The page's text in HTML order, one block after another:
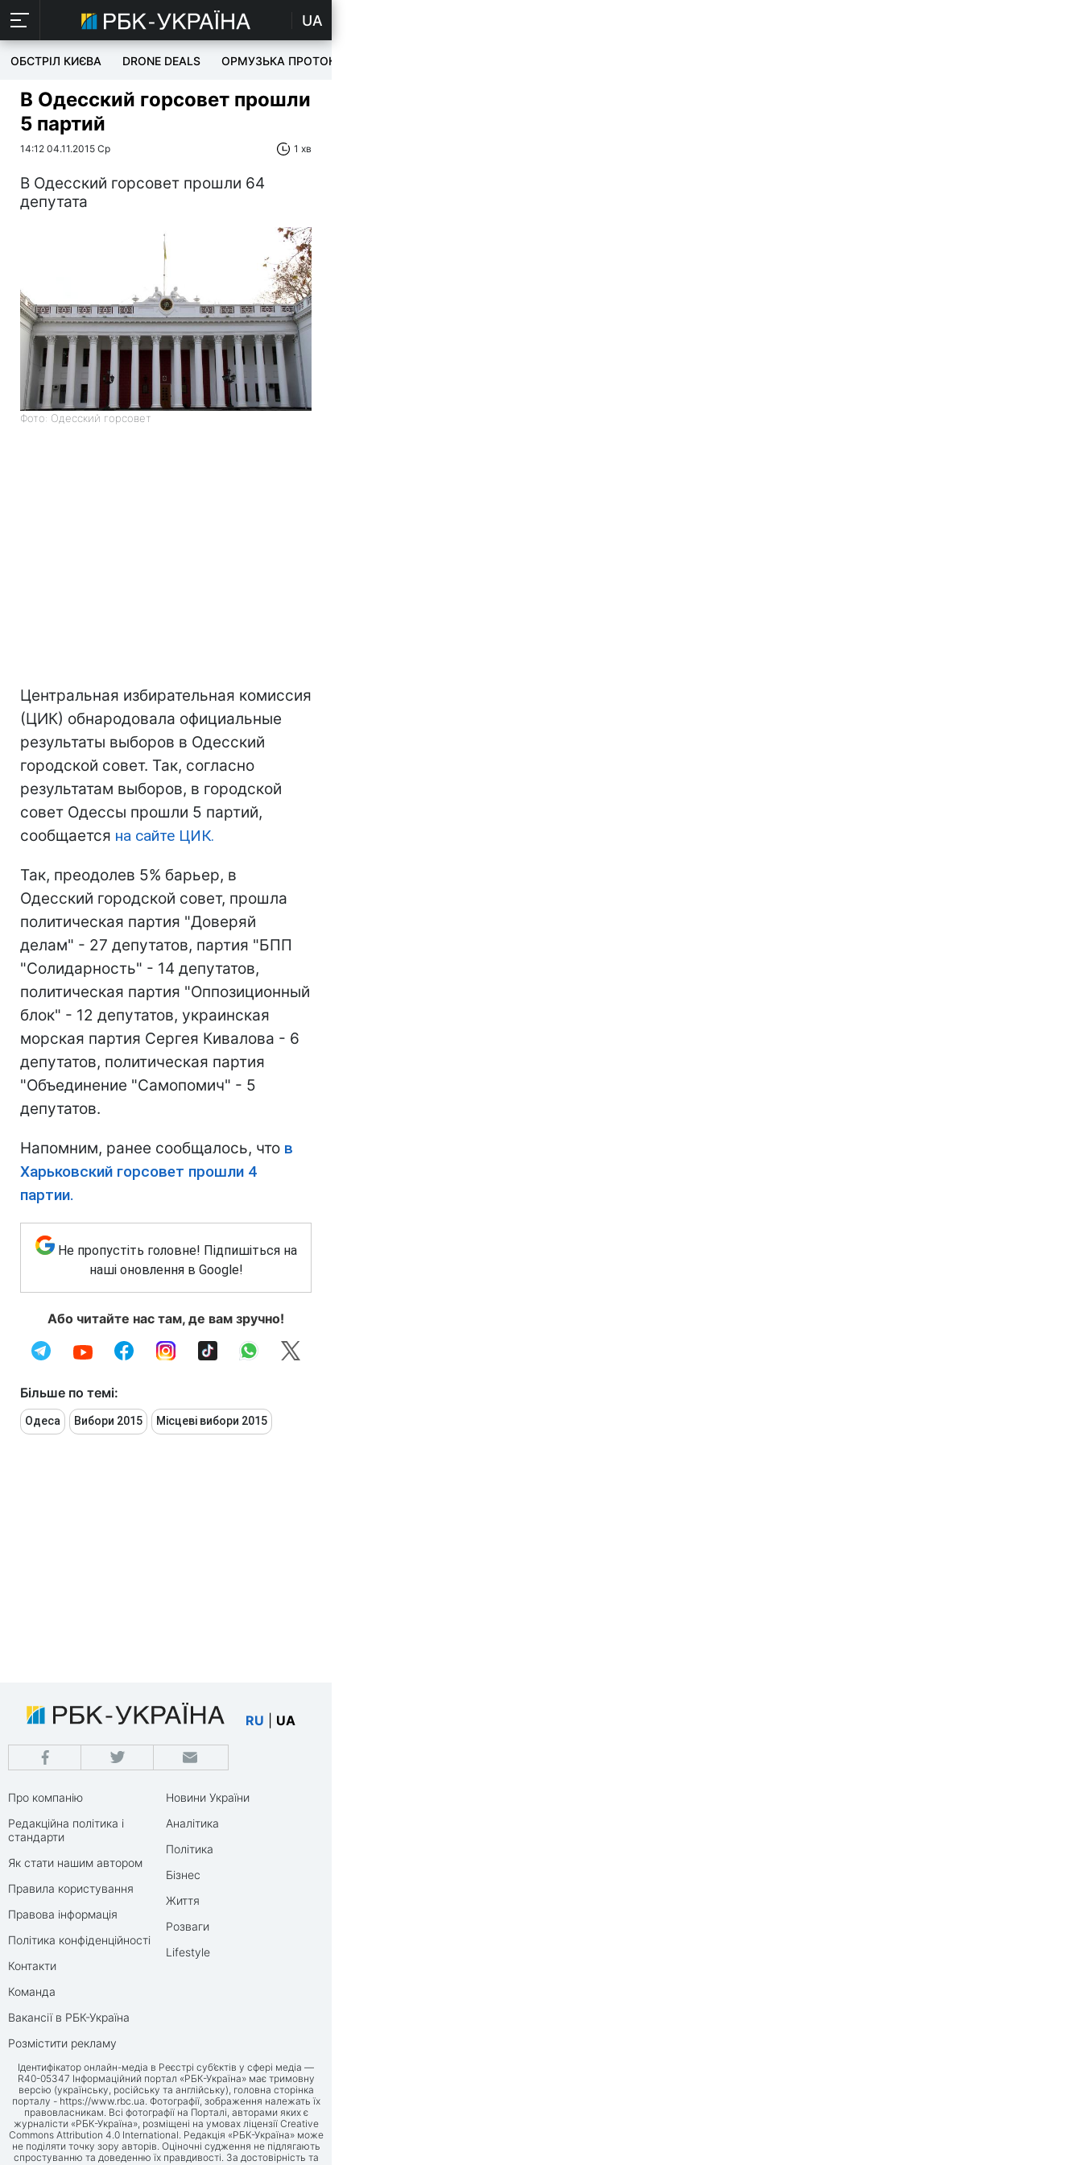
UA
ОБСТРІЛ КИЄВА DRONE DEALS ОРМУЗЬКА ПРОТОКА
В Одесский горсовет прошли
5 партий
14:12 04.11.2015 Ср 1 хв
В Одесский горсовет прошли 64
депутата
Фото: Одесский горсовет
Центральная избирательная комиссия
(ЦИК) обнародовала официальные
результаты выборов в Одесский
городской совет. Так, согласно
результатам выборов, в городской
совет Одессы прошли 5 партий,
сообщается на сайте ЦИК.
Так, преодолев 5% барьер, в
Одесский городской совет, прошла
политическая партия "Доверяй
делам" - 27 депутатов, партия "БПП
"Солидарность" - 14 депутатов,
политическая партия "Оппозиционный
блок" - 12 депутатов, украинская
морская партия Сергея Кивалова - 6
депутатов, политическая партия
"Объединение "Самопомич" - 5
депутатов.
Напомним, ранее сообщалось, что в
Харьковский горсовет прошли 4
партии.
Не пропустіть головне! Підпишіться на
наші оновлення в Google!
Або читайте нас там, де вам зручно!
Більше по темі:
Одеса Вибори 2015 Місцеві вибори 2015
RU UA
Про компанію
Редакційна політика і
стандарти
Як стати нашим автором
Правила користування
Правова інформація
Політика конфіденційності
Контакти
Команда
Вакансії в РБК-Україна
Розмістити рекламу
Новини України
Аналітика
Політика
Бізнес
Життя
Розваги
Lifestyle
Ідентифікатор онлайн-медіа в Реєстрі суб’єктів у сфері медіа —
R40-05347 Інформаційний портал «РБК-Україна» має тримовну
версію (українську, російську та англійську), головна сторінка
порталу - https://www.rbc.ua. Фотографії, зображення належать їх
правовласникам. Всі фотографії на Порталі, авторами яких є
журналісти «РБК-Україна», розміщені на умовах ліцензії Creative
Commons Attribution 4.0 International. Редакція «РБК-Україна» може
не поділяти точку зору авторів. Оціночні судження не підлягають
спростуванню та доведенню їх правдивості. За достовірність та